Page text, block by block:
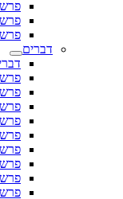
דברים